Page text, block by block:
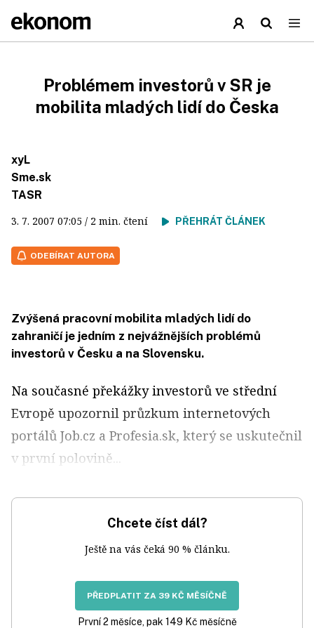
Problémem investorů v SR je
mobilita mladých lidí do Česka
xyL
Sme.sk
TASR
3. 7. 2007 07:05 / 2 min. čtení PŘEHRÁT ČLÁNEK
ODEBÍRAT AUTORA
Zvýšená pracovní mobilita mladých lidí do
zahraničí je jedním z nejvážnějších problémů
investorů v Česku a na Slovensku.
Na současné překážky investorů ve střední
Evropě upozornil průzkum internetových
portálů Job.cz a Profesia.sk, který se uskutečnil
v první polovině...
Chcete číst dál?
Ještě na vás čeká 90 % článku.
PŘEDPLATIT ZA 39 KČ MĚSÍČNĚ
První 2 měsíce, pak 149 Kč měsíčně